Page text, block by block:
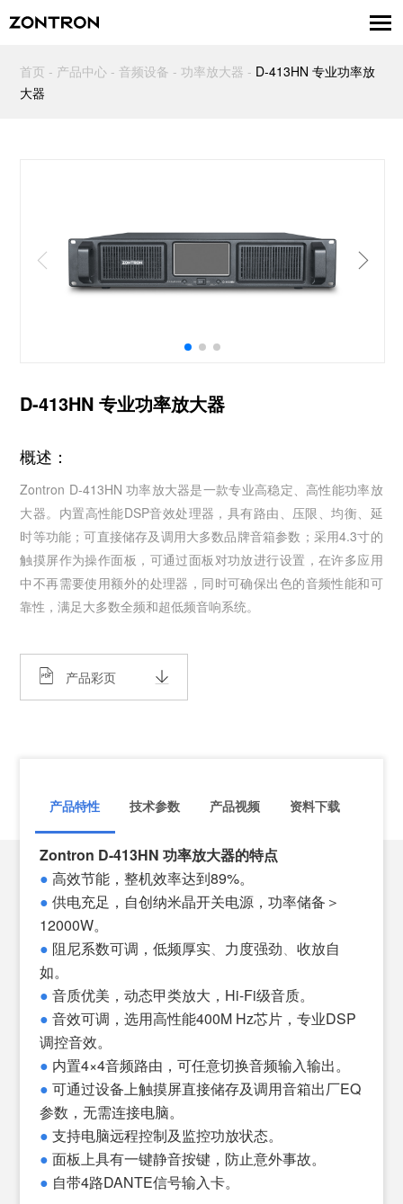
首页 - 产品中心 -音频设备 - 功率放大器 - D-413HN 专业功率放
大器
D-413HN 专业功率放大器
概述：
Zontron D-413HN 功率放大器是一款专业高稳定、高性能功率放
大器。内置高性能DSP音效处理器，具有路由、压限、均衡、延
时等功能；可直接储存及调用大多数品牌音箱参数；采用4.3寸的
触摸屏作为操作面板，可通过面板对功放进行设置，在许多应用
中不再需要使用额外的处理器，同时可确保出色的音频性能和可
靠性，满足大多数全频和超低频音响系统。
产品彩页
产品特性 技术参数 产品视频 资料下载
Zontron D-413HN 功率放大器的特点
●高效节能，整机效率达到89%。
●供电充足，自创纳米晶开关电源，功率储备＞
12000W。
● 阻尼系数可调 ，低频厚实、 力度强劲、收放自
如。
●音质优美，动态甲类放大，Hi-Fi级音质。
●音效可调，选用高性能400M Hz芯片，专业DSP
调控音效。
● 内置4×4音频路由，可任意切换音频输入输出。
●可通过设备上触摸屏直接储存及调用音箱出厂EQ
参数，无需连接电脑。
●支持电脑远程控制及监控功放状态。
●面板上具有一键静音按键，防止意外事故。
● 自带4路DANTE信号输入卡。